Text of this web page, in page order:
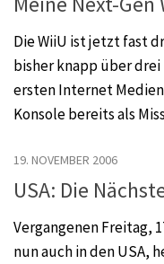
Die WiiU ist jetzt fast
bisher knapp über
ersten Internet
Konsole bereits als
19. NOVEMBER 2006
USA: Die
Vergangenen Freitag,
nun auch in den USA,